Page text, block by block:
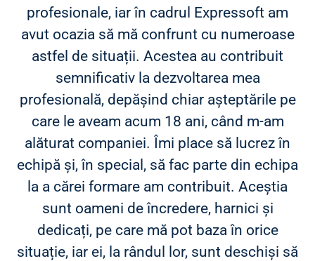
profesionale, iar în cadrul Expressoft am
avut ocazia să mă confrunt cu numeroase
astfel de situații. Acestea au contribuit
semnificativ la dezvoltarea mea
profesională, depășind chiar așteptările pe
care le aveam acum 18 ani, când m-am
alăturat companiei. Îmi place să lucrez în
echipă și, în special, să fac parte din echipa
la a cărei formare am contribuit. Aceștia
sunt oameni de încredere, harnici și
dedicați, pe care mă pot baza în orice
situație, iar ei, la rândul lor, sunt deschiși să